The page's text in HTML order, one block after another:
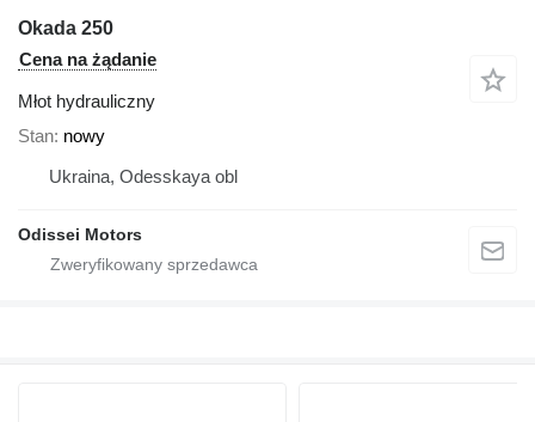
Okada 250
Cena na żądanie
Młot hydrauliczny
Stan nowy
Ukraina, Odesskaya obl
Odissei Motors